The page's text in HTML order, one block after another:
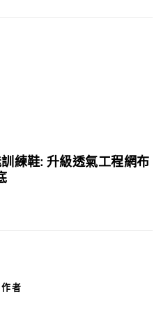
練鞋: 升級透氣工程網布
作者